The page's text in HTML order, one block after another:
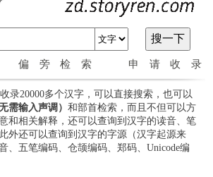
偏旁检索 申请收录
录20000多个汉字，可以直接搜索，也可以
需输入声调） 和部首检索，而且不但可以方
和相关解释，还可以查询到汉字的读音、笔
外还可以查询到汉字的字源（汉字起源来
、五笔编码、仓颉编码、郑码、Unicode编